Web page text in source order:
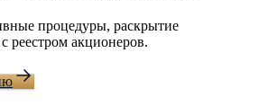
процедуры, раскрытие
реестром акционеров.